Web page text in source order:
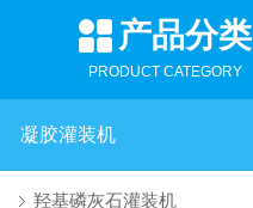
产品分类
PRODUCT CATEGORY
凝胶灌装机
羟基磷灰石灌装机